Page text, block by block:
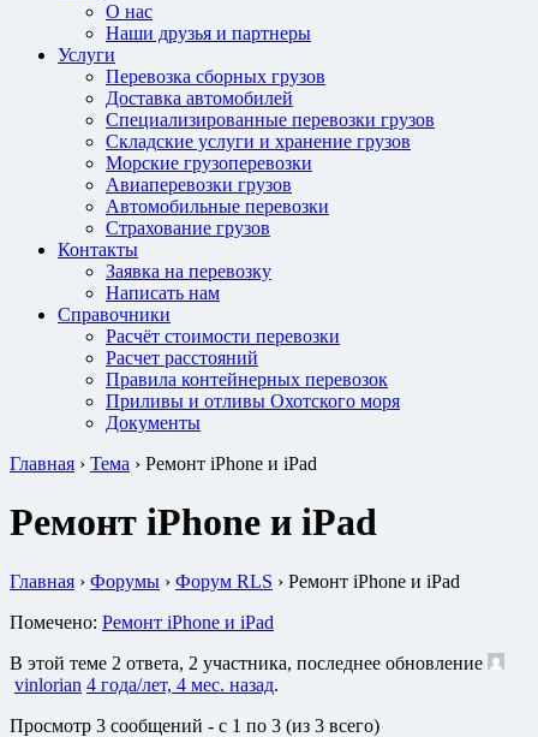
О нас
Наши друзья и партнеры
Услуги
Перевозка сборных грузов
Доставка автомобилей
Специализированные перевозки грузов
Складские услуги и хранение грузов
Морские грузоперевозки
Авиаперевозки грузов
Автомобильные перевозки
Страхование грузов
Контакты
Заявка на перевозку
Написать нам
Справочники
Расчёт стоимости перевозки
Расчет расстояний
Правила контейнерных перевозок
Приливы и отливы Охотского моря
Документы
Главная › Тема › Ремонт iPhone и iPad
Ремонт iPhone и iPad
Главная › Форумы › Форум RLS › Ремонт iPhone и iPad
Помечено: Ремонт iPhone и iPad
В этой теме 2 ответа, 2 участника, последнее обновление
vinlorian 4 года/лет, 4 мес. назад.
Просмотр 3 сообщений - с 1 по 3 (из 3 всего)